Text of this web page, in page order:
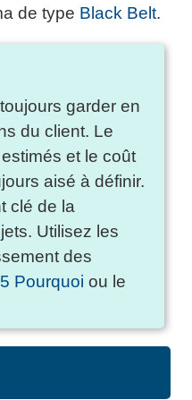
de type Black Belt.
garder en
du client. Le
et le coût
aisé à définir.
clé de la
Utilisez les
des
5 Pourquoi ou le